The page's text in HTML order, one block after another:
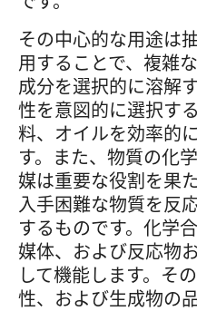
その中心的な用途は
用することで、複雑
成分を選択的に溶解
性を意図的に選択す
料、オイルを効率的
す。また、物質の化
媒は重要な役割を果
入手困難な物質を反
するものです。化学
媒体、および反応物
して機能します。そ
性、および生成物の